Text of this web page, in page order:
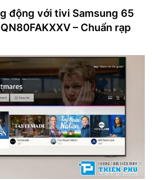
động với tivi Samsung 65
– Chuẩn rạp